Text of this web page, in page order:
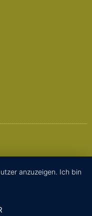
anzuzeigen. Ich bin